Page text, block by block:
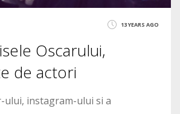
13 YEARS AGO
Oscarului,
de actori
ului, instagram-ului si a